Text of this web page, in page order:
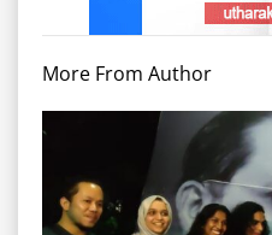
More From Author